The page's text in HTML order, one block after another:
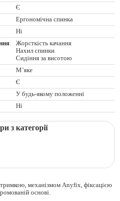
Є
Ергономічна спинка
Ні
Жорсткість качання
Нахил спинки
Сидіння за висотою
М’яке
Є
У будь-якому положенні
Ні
з категорії
механізмом Anyfix, фіксацією
основі.